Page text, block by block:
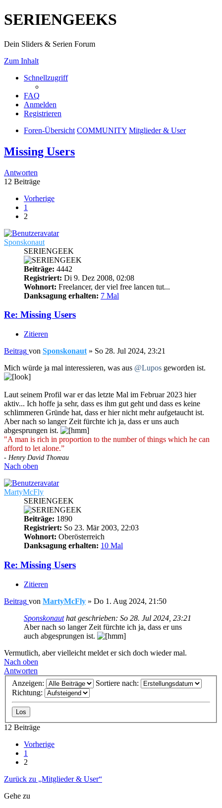
SERIENGEEKS
Dein Sliders & Serien Forum
Zum Inhalt
Schnellzugriff
FAQ
Anmelden
Registrieren
Foren-Übersicht COMMUNITY Mitglieder & User
Missing Users
Antworten
12 Beiträge
Vorherige
1
2
Sponskonaut
SERIENGEEK
Beiträge: 4442
Registriert: Di 9. Dez 2008, 02:08
Wohnort: Freelancer, der viel free lancen tut...
Danksagung erhalten: 7 Mal
Re: Missing Users
Zitieren
Beitrag von Sponskonaut » So 28. Jul 2024, 23:21
Mich würde ja mal interessieren, was aus @Lupos geworden ist.
Laut seinem Profil war er das letzte Mal im Februar 2023 hier
aktiv... Ich hoffe ja sehr, dass es ihm gut geht und dass es keine
schlimmeren Gründe hat, dass er hier nicht mehr aufgetaucht ist.
Aber nach so langer Zeit fürchte ich ja, dass er uns auch
abgesprungen ist.
"A man is rich in proportion to the number of things which he can
afford to let alone.”
- Henry David Thoreau
Nach oben
MartyMcFly
SERIENGEEK
Beiträge: 1890
Registriert: So 23. Mär 2003, 22:03
Wohnort: Oberösterreich
Danksagung erhalten: 10 Mal
Re: Missing Users
Zitieren
Beitrag von MartyMcFly » Do 1. Aug 2024, 21:50
Sponskonauthat geschrieben: So 28. Jul 2024, 23:21
Aber nach so langer Zeit fürchte ich ja, dass er uns
auch abgesprungen ist.
Vermutlich, aber vielleicht meldet er sich doch wieder mal.
Nach oben
Antworten
Anzeigen:
Sortiere nach:
Richtung:
12 Beiträge
Vorherige
1
2
Zurück zu „Mitglieder & User“
Gehe zu